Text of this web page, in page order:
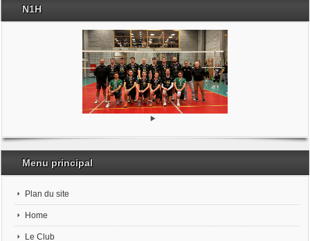
Les stages
Documents
N1H
Menu principal
Plan du site
Home
Le Club